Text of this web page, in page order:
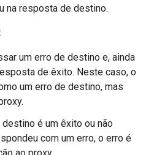
na resposta de destino.
um erro de destino e, ainda
de êxito. Neste caso, o
um erro de destino, mas
é um êxito ou não
com um erro, o erro é